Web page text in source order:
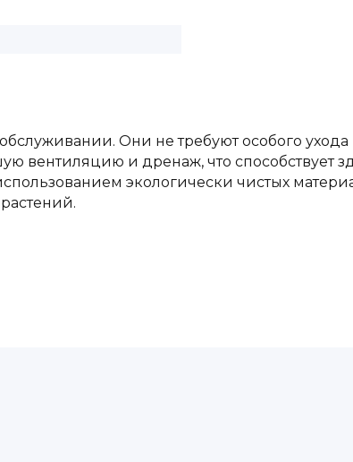
Они не требуют особого
вентиляцию и дренаж, что способствует
экологически чистых